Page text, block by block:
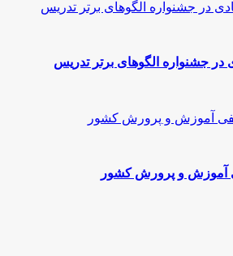
در جشنواره الگوهای برتر تدریس
آموزش و پرورش کشور